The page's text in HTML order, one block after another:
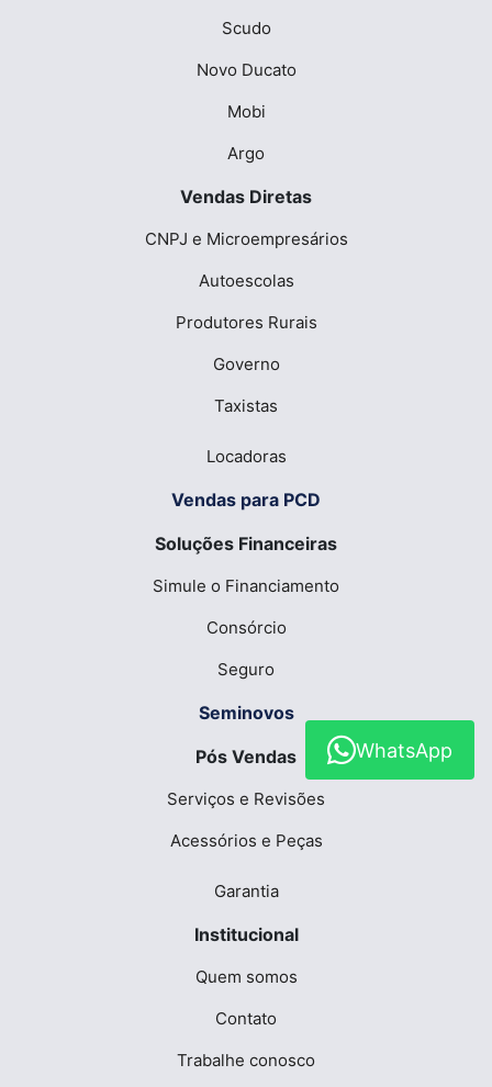
Scudo
Novo Ducato
Mobi
Argo
Vendas Diretas
CNPJ e Microempresários
Autoescolas
Produtores Rurais
Governo
Taxistas
Locadoras
Vendas para PCD
Soluções Financeiras
Simule o Financiamento
Consórcio
Seguro
Seminovos
Pós Vendas
Serviços e Revisões
Acessórios e Peças
Garantia
Institucional
Quem somos
Contato
Trabalhe conosco
WhatsApp